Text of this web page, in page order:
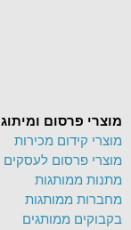
מוצרי פרסום ומיתוג
מוצרי קידום מכירות
מוצרי פרסום לעסקים
מתנות ממותגות
מחברות ממותגות
בקבוקים ממותגים